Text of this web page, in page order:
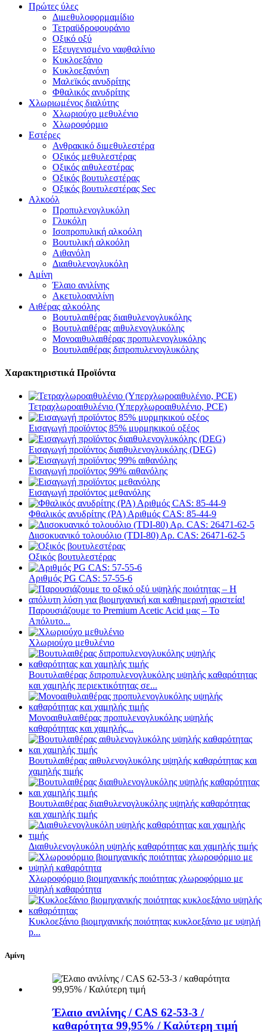
Πρώτες ύλες
Διμεθυλοφορμαμίδιο
Τετραϋδροφουράνιο
Οξικό οξύ
Εξευγενισμένο ναφθαλίνιο
Κυκλοεξάνιο
Κυκλοεξανόνη
Μαλεϊκός ανυδρίτης
Φθαλικός ανυδρίτης
Χλωριωμένος διαλύτης
Χλωριούχο μεθυλένιο
Χλωροφόρμιο
Εστέρες
Ανθρακικό διμεθυλεστέρα
Οξικός μεθυλεστέρας
Οξικός αιθυλεστέρας
Οξικός βουτυλεστέρας
Οξικός βουτυλεστέρας Sec
Αλκοόλ
Προπυλενογλυκόλη
Γλυκόλη
Ισοπροπυλική αλκοόλη
Βουτυλική αλκοόλη
Αιθανόλη
Διαιθυλενογλυκόλη
Αμίνη
Έλαιο ανιλίνης
Ακετυλοανιλίνη
Αιθέρας αλκοόλης
Βουτυλαιθέρας διαιθυλενογλυκόλης
Βουτυλαιθέρας αιθυλενογλυκόλης
Μονοαιθυλαιθέρας προπυλενογλυκόλης
Βουτυλαιθέρας διπροπυλενογλυκόλης
Χαρακτηριστικά Προϊόντα
Τετραχλωροαιθυλένιο (Υπερχλωροαιθυλένιο, PCE)
Εισαγωγή προϊόντος 85% μυρμηκικού οξέος
Εισαγωγή προϊόντος διαιθυλενογλυκόλης (DEG)
Εισαγωγή προϊόντος 99% αιθανόλης
Εισαγωγή προϊόντος μεθανόλης
Φθαλικός ανυδρίτης (PA) Αριθμός CAS: 85-44-9
Διισοκυανικό τολουόλιο (TDI-80) Αρ. CAS: 26471-62-5
Οξικός βουτυλεστέρας
Αριθμός PG CAS: 57-55-6
Παρουσιάζουμε το Premium Acetic Acid μας – Το
Απόλυτο...
Χλωριούχο μεθυλένιο
Βουτυλαιθέρας διπροπυλενογλυκόλης υψηλής καθαρότητας
και χαμηλής περιεκτικότητας σε...
Μονοαιθυλαιθέρας προπυλενογλυκόλης υψηλής
καθαρότητας και χαμηλής...
Βουτυλαιθέρας αιθυλενογλυκόλης υψηλής καθαρότητας και
χαμηλής τιμής
Βουτυλαιθέρας διαιθυλενογλυκόλης υψηλής καθαρότητας
και χαμηλής τιμής
Διαιθυλενογλυκόλη υψηλής καθαρότητας και χαμηλής τιμής
Χλωροφόρμιο βιομηχανικής ποιότητας χλωροφόρμιο με
υψηλή καθαρότητα
Κυκλοεξάνιο βιομηχανικής ποιότητας κυκλοεξάνιο με υψηλή
p...
Αμίνη
Έλαιο ανιλίνης / CAS 62-53-3 /
καθαρότητα 99,95% / Καλύτερη τιμή